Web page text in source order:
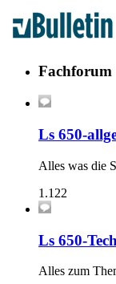
Fachforum
Ls 650-
Alles was die
1.122
Ls 650-
Alles zum